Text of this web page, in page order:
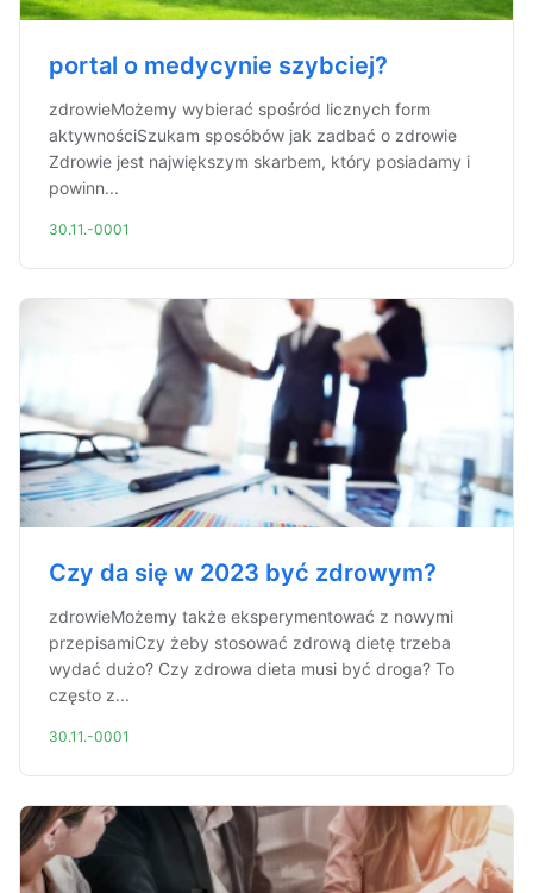
portal o medycynie szybciej?
zdrowieMożemy wybierać spośród licznych form
aktywnościSzukam sposóbów jak zadbać o zdrowie
Zdrowie jest największym skarbem, który posiadamy i
powinn...
30.11.-0001
Czy da się w 2023 być zdrowym?
zdrowieMożemy także eksperymentować z nowymi
przepisamiCzy żeby stosować zdrową dietę trzeba
wydać dużo? Czy zdrowa dieta musi być droga? To
często z...
30.11.-0001